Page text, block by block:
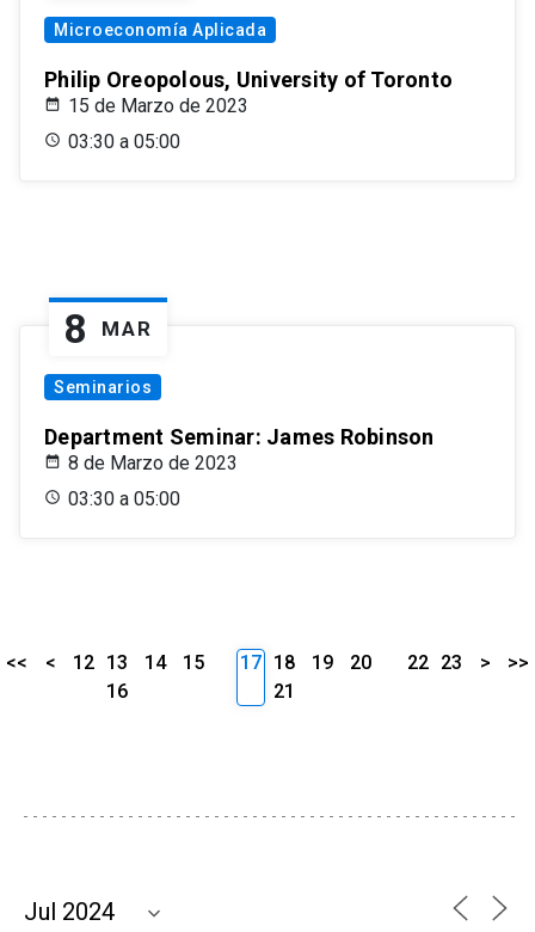
Microeconomía Aplicada
Philip Oreopolous, University of Toronto
15 de Marzo de 2023
03:30 a 05:00
8 MAR
Seminarios
Department Seminar: James Robinson
8 de Marzo de 2023
03:30 a 05:00
<< < 12 13 14
15
16
17 18 19
20
21
22 23 > >>